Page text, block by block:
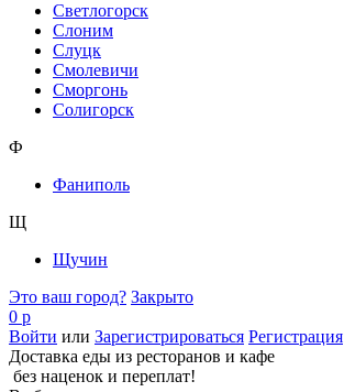
Светлогорск
Слоним
Слуцк
Смолевичи
Сморгонь
Солигорск
Ф
Фаниполь
Щ
Щучин
Это ваш город? Закрыто
0 р
Войти или Зарегистрироваться Регистрация
Доставка еды из ресторанов и кафе
без наценок и переплат!